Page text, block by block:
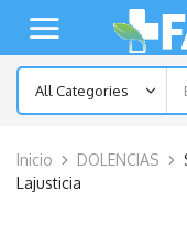
Inicio DOLENCIAS
Lajusticia